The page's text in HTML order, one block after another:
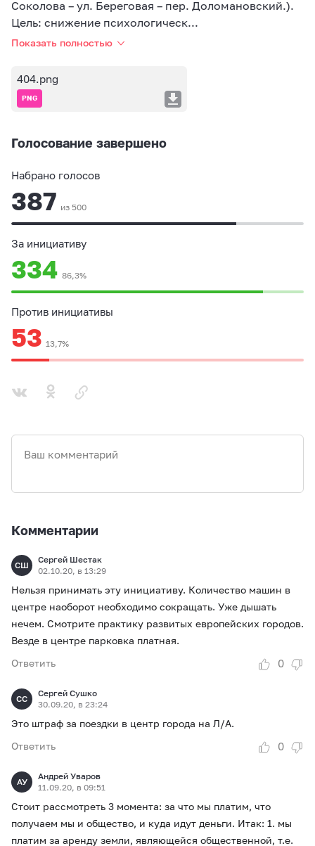
Соколова – ул. Береговая – пер. Доломановский.).
Цель: снижение психологическ...
Показать полностью
404.png
PNG
Голосование завершено
Набрано голосов
387 из 500
За инициативу
334 86,3%
Против инициативы
53 13,7%
Комментарии
СШ
Сергей Шестак
02.10.20, в 13:29
Нельзя принимать эту инициативу. Количество машин в
центре наоборот необходимо сокращать. Уже дышать
нечем. Смотрите практику развитых европейских городов.
Везде в центре парковка платная.
Ответить
0
СС
Сергей Сушко
30.09.20, в 23:24
Это штраф за поездки в центр города на Л/А.
Ответить
0
АУ
Андрей Уваров
11.09.20, в 09:51
Стоит рассмотреть 3 момента: за что мы платим, что
получаем мы и общество, и куда идут деньги. Итак: 1. мы
платим за аренду земли, являющейся общественной, т.е.